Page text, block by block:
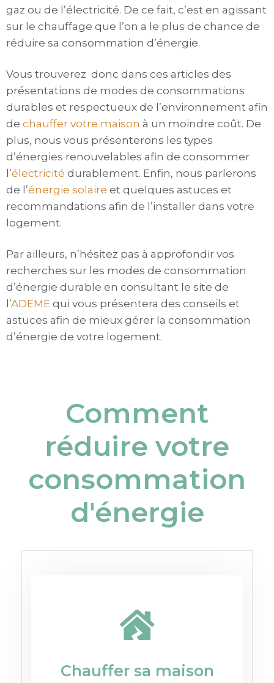
gaz ou de l’électricité. De ce fait, c’est en agissant
sur le chauffage que l’on a le plus de chance de
réduire sa consommation d’énergie.
Vous trouverez donc dans ces articles des
présentations de modes de consommations
durables et respectueux de l’environnement afin
de chauffer votre maison à un moindre coût. De
plus, nous vous présenterons les types
d’énergies renouvelables afin de consommer
l’électricité durablement. Enfin, nous parlerons
de l’énergie solaire et quelques astuces et
recommandations afin de l’installer dans votre
logement.
Par ailleurs, n’hésitez pas à approfondir vos
recherches sur les modes de consommation
d’énergie durable en consultant le site de
l’ADEME qui vous présentera des conseils et
astuces afin de mieux gérer la consommation
d’énergie de votre logement.
Comment
réduire votre
consommation
d'énergie
Chauffer sa maison